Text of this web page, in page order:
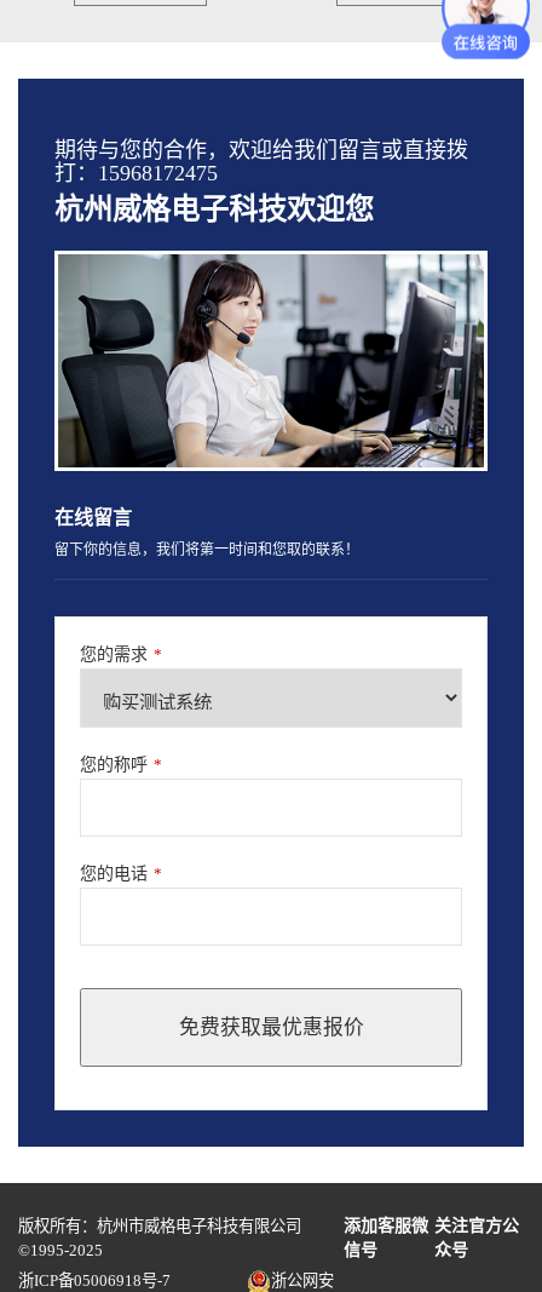
期待与您的合作，欢迎给我们留言或直接拨
打：15968172475
杭州威格电子科技欢迎您
在线留言
留下你的信息，我们将第一时间和您取的联系！
您的需求 *
您的称呼 *
您的电话 *
免费获取最优惠报价
should
blank
版权所有：杭州市威格电子科技有限公司
©1995-2025
添加客服微
信号
关注官方公
众号
浙ICP备05006918号-7
浙公网安